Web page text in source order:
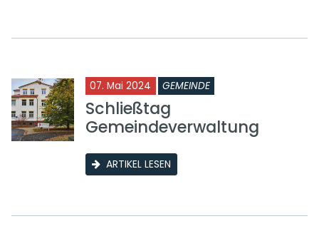
07. Mai 2024 GEMEINDE
Schließtag
Gemeindeverwaltung
ARTIKEL LESEN